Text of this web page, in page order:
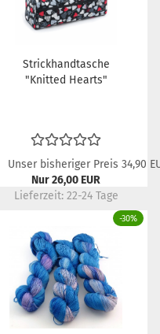
Strickhandtasche
"Knitted Hearts"
Unser bisheriger Preis 34,90
Nur 26,00 EUR
Lieferzeit: 22-24 Tage
-30%